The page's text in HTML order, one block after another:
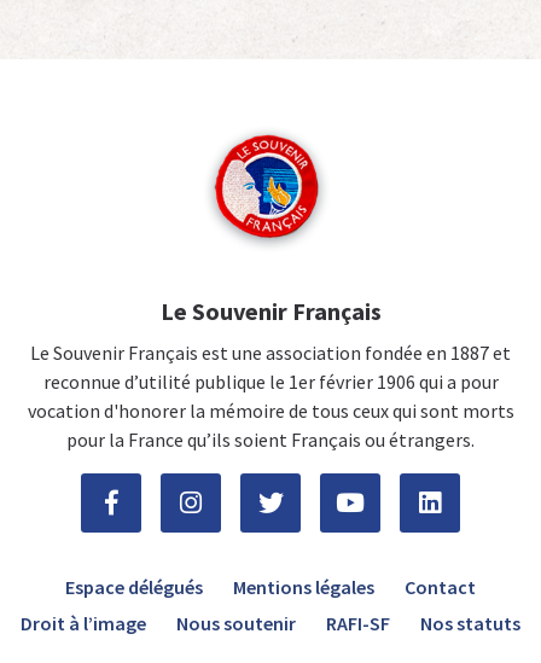
Le Souvenir Français
Le Souvenir Français est une association fondée en 1887 et
reconnue d’utilité publique le 1er février 1906 qui a pour
vocation d'honorer la mémoire de tous ceux qui sont morts
pour la France qu’ils soient Français ou étrangers.
Espace délégués Mentions légales
Contact
Droit à l’image
Nous soutenir RAFI-SF Nos statuts